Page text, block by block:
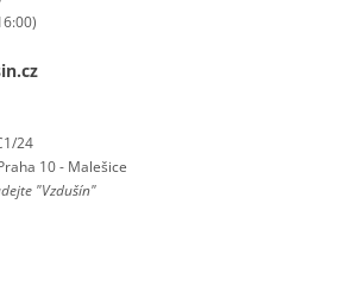
24
10 - Malešice
"Vzdušín"